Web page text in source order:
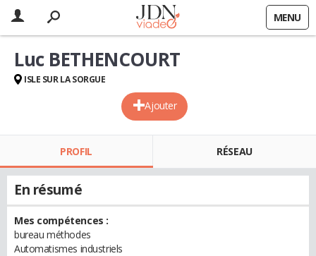
MENU
Ajouter
Luc BETHENCOURT
ISLE SUR LA SORGUE
PROFIL RÉSEAU
En résumé
Mes compétences :
bureau méthodes
Automatismes industriels